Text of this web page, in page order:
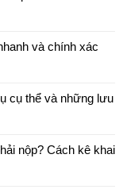
và chính xác
cụ thể và những lưu
nộp? Cách kê khai